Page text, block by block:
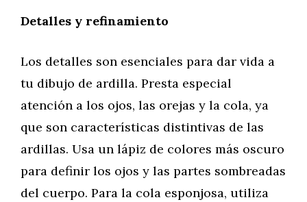
Detalles y refinamiento
Los detalles son esenciales para dar vida a
tu dibujo de ardilla. Presta especial
atención a los ojos, las orejas y la cola, ya
que son características distintivas de las
ardillas. Usa un lápiz de colores más oscuro
para definir los ojos y las partes sombreadas
del cuerpo. Para la cola esponjosa, utiliza